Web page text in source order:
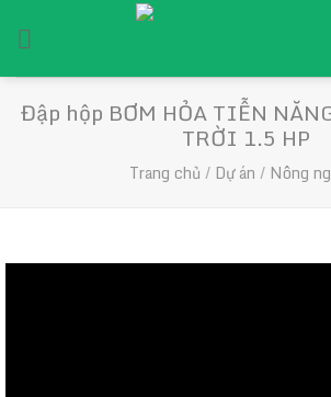
đến
Đập hộp BƠM HỎA TIỄN
TRỜI 1.5 HP
Trang chủ / Dự án / Nông